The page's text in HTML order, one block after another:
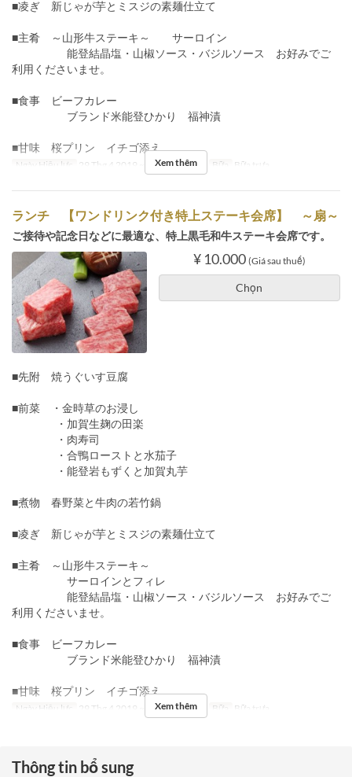
■凌ぎ 新じゃが芋とミスジの素麺仕立て
■主肴 ～山形牛ステーキ～ サーロイン
能登結晶塩・山椒ソース・バジルソース お好みでご
利用くださいませ。
■食事 ビーフカレー
ブランド米能登ひかり 福神漬
■甘味 桜プリン イチゴ添え
Ngày Hiệu lực 29 Thg 4 2019 ~ 05 Thg 5 2019 Bữa Bữa trưa
Xem thêm
ランチ 【ワンドリンク付き特上ステーキ会席】 ～扇～
ご接待や記念日などに最適な、特上黒毛和牛ステーキ会席です。
¥ 10.000 (Giá sau thuế)
Chọn
■先附 焼うぐいす豆腐
■前菜 ・金時草のお浸し
・加賀生麹の田楽
・肉寿司
・合鴨ローストと水茄子
・能登岩もずくと加賀丸芋
■煮物 春野菜と牛肉の若竹鍋
■凌ぎ 新じゃが芋とミスジの素麺仕立て
■主肴 ～山形牛ステーキ～
サーロインとフィレ
能登結晶塩・山椒ソース・バジルソース お好みでご
利用くださいませ。
■食事 ビーフカレー
ブランド米能登ひかり 福神漬
■甘味 桜プリン イチゴ添え
Ngày Hiệu lực 29 Thg 4 2019 ~ 05 Thg 5 2019 Bữa Bữa trưa
Xem thêm
Thông tin bổ sung